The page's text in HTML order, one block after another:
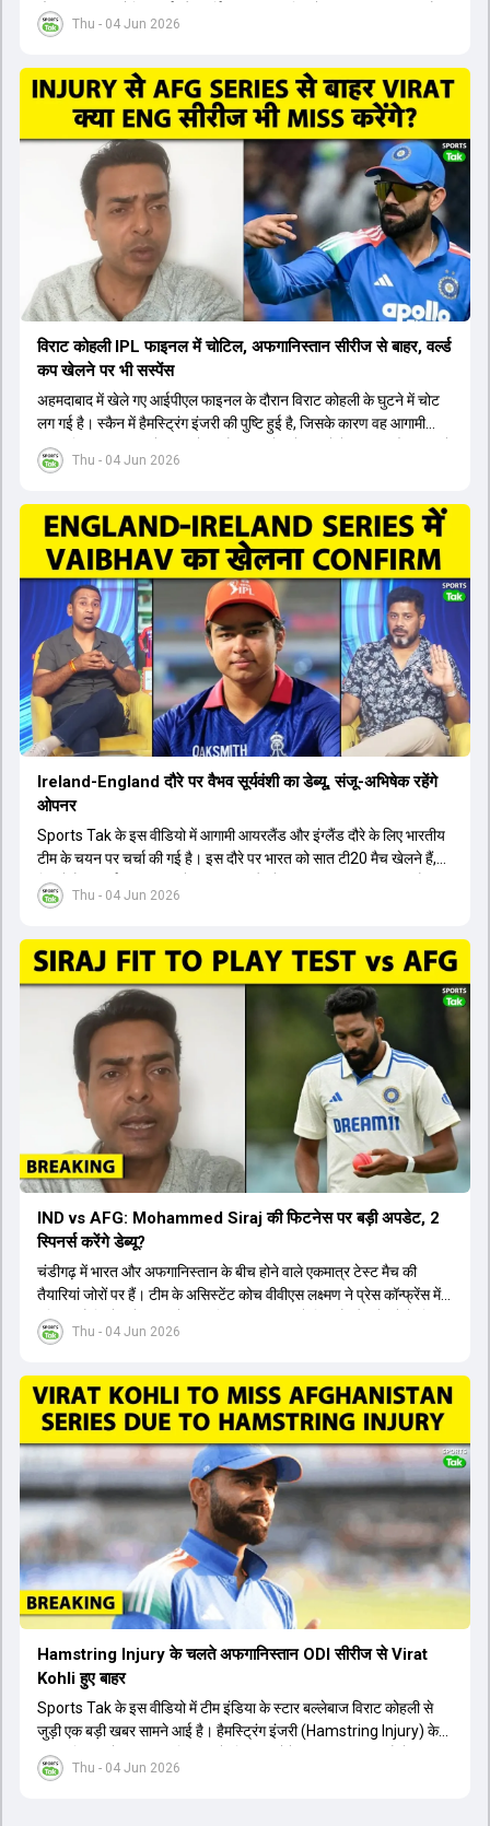
Thu - 04 Jun 2026
दौरान लगी थी। रोहित शर्मा और हार्दिक पांड्या की फिटनेस पर भी अभी सवाल हैं,
इसलिए नंबर तीन पर कोहली की जगह एक मजबूत विकल्प खोजना जरूरी है। इस
रुतुराज गायकवाड़ 58.8 की लिस्ट ए औसत के साथ एक मजबूत विकल्प हैं। संजू
सैमसन भी बड़े दावेदार हैं, जिनका वनडे क्रिकेट में 56 से ज्यादा का औसत है।
यशस्वी जायसवाल को भी मौका मिल सकता है, हालांकि उनके बैटिंग ऑर्डर पर
विचार करना होगा। इसके अलावा 82 से ज्यादा की लिस्ट ए औसत वाले देवदत्त
पडिक्कल भी एक शानदार विकल्प हो सकते हैं। टीम मैनेजमेंट स्क्वाड में पहले से
मौजूद ईशान किशन को भी नंबर तीन पर खिलाने का फैसला कर सकती है।
Thu - 04 Jun 2026
विराट कोहली IPL फाइनल में चोटिल, अफगानिस्तान सीरीज से बाहर, वर्ल्ड
कप खेलने पर भी सस्पेंस
अहमदाबाद में खेले गए आईपीएल फाइनल के दौरान विराट कोहली के घुटने में चोट
लग गई है। स्कैन में हैमस्ट्रिंग इंजरी की पुष्टि हुई है, जिसके कारण वह आगामी
अफगानिस्तान सीरीज से बाहर हो गए हैं। इस चोट से उबरने में सामान्य तौर पर 4 से
12 हफ्ते का समय लग सकता है, और अगर सर्जरी की जरूरत पड़ी तो 3 से 5 महीने
सेंटर ऑफ एक्सीलेंस जाएंगे। इस गंभीर चोट के कारण 14 जुलाई से शुरू होने वाले
इंग्लैंड दौरे और आगामी वर्ल्ड कप में उनके खेलने पर सस्पेंस बन गया है। दूसरी
तरफ, आईपीएल में इम्पैक्ट प्लेयर के तौर पर खेलने वाले रोहित शर्मा को भी अभी तक
मेडिकल क्लीयरेंस नहीं मिली है। शनिवार को मुंबई में होने वाली चयन समिति की
बैठक में यह देखना अहम होगा कि क्या चयनकर्ता विराट कोहली को फिटनेस की शर्त
पर टीम में शामिल करते हैं या नहीं।
Thu - 04 Jun 2026
Ireland-England दौरे पर वैभव सूर्यवंशी का डेब्यू, संजू-अभिषेक रहेंगे
ओपनर
Sports Tak के इस वीडियो में आगामी आयरलैंड और इंग्लैंड दौरे के लिए भारतीय
टीम के चयन पर चर्चा की गई है। इस दौरे पर भारत को सात टी20 मैच खेलने हैं,
जिसमें वैभव सूर्यवंशी का टीम में चुना जाना और डेब्यू करना तय माना जा रहा है।
हालांकि, अभिषेक शर्मा और संजू सैमसन ही टीम के फर्स्ट चॉइस ओपनर बने रहेंगे,
नंबर तीन और श्रेयस अय्यर नंबर चार पर खेलेंगे। वहीं, रजत पाटीदार फिलहाल
टी20 टीम की योजना से बाहर हैं, लेकिन वह टेस्ट क्रिकेट में वापसी कर सकते हैं।
Thu - 04 Jun 2026
IND vs AFG: Mohammed Siraj की फिटनेस पर बड़ी अपडेट, 2
स्पिनर्स करेंगे डेब्यू?
चंडीगढ़ में भारत और अफगानिस्तान के बीच होने वाले एकमात्र टेस्ट मैच की
तैयारियां जोरों पर हैं। टीम के असिस्टेंट कोच वीवीएस लक्ष्मण ने प्रेस कॉन्फ्रेंस में
पुष्टि की है कि तेज गेंदबाज मोहम्मद सिराज पूरी तरह से फिट हैं और खेलने के लिए
उपलब्ध हैं। आईपीएल के दौरान लगी चोट के कारण उनके खेलने पर संदेह था,
सुथार और हर्ष दुबे को कुलदीप यादव और वाशिंगटन सुंदर के साथ प्लेइंग 11 में मौका
मिलने की प्रबल संभावना है। कप्तान शुभमन गिल विकेट की स्थिति को ध्यान में
रखते हुए अंतिम 11 का फैसला करेंगे। टीम में यशस्वी जायसवाल, केएल राहुल,
ऋषभ पंत और ध्रुव जुरेल जैसे खिलाड़ी भी शामिल हैं। यह टेस्ट मैच विश्व टेस्ट
चैंपियनशिप चक्र का हिस्सा नहीं है, लेकिन भारतीय टीम के लिए काफी महत्वपूर्ण
है। अंत में फैंस के सवालों का जवाब देते हुए टी20 कप्तानी और हेड कोच गौतम
गंभीर से जुड़ी जानकारी भी साझा की गई।
Thu - 04 Jun 2026
Hamstring Injury के चलते अफगानिस्तान ODI सीरीज से Virat
Kohli हुए बाहर
Sports Tak के इस वीडियो में टीम इंडिया के स्टार बल्लेबाज विराट कोहली से
जुड़ी एक बड़ी खबर सामने आई है। हैमस्ट्रिंग इंजरी (Hamstring Injury) के
कारण विराट कोहली अफगानिस्तान के खिलाफ होने वाली आगामी तीन मैचों की
वनडे सीरीज से बाहर हो गए हैं। भारत और अफगानिस्तान के बीच इस वनडे सीरीज